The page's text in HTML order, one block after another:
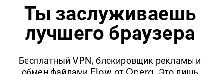
Ты заслуживаешь
лучшего браузера
Бесплатный VPN, блокировщик рекламы и
обмен файлами Flow от Opera. Это лишь